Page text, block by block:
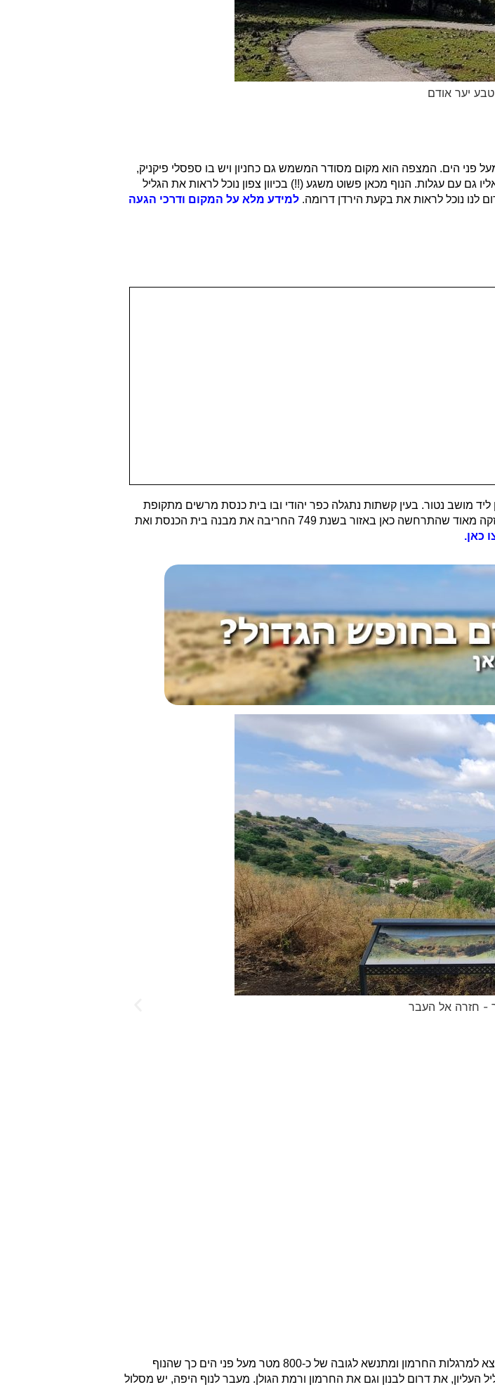
יער אודם
במלואה מגובה של כ-450 מטרים מעל פני הים. המצפה הוא מקום מסודר המשמש גם כחניון ויש בו ספסלי פיקניק,
גם עם עגלות. הנוף מכאן פשוט משגע (!!) בכיוון צפון נוכל לראות את הגליל
לנו נוכל לראות את בקעת הירדן דרומה. למידע מלא על המקום ודרכי הגעה
מושב נטור. בעין קשתות נתגלה כפר יהודי ובו בית כנסת מרשים מתקופת
התלמוד. זה הוא אחד מבין 30 כפרים יהודיים שפעלו כאן בתקופת התלמוד. רעידת אדמה חזקה מאוד שהתרחשה כאן באזור בשנת 749 החריבה את מבנה בית הכנסת ואת
כאן.
- חזרה אל העבר